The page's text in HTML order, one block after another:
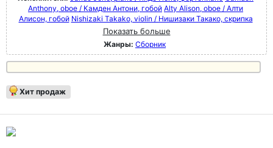
Anthony, oboe / Камден Антони, гобой Alty Alison, oboe / Алти
Алисон, гобой Nishizaki Takako, violin / Нишизаки Такако, скрипка
Показать больше
Жанры: Сборник
Хит продаж